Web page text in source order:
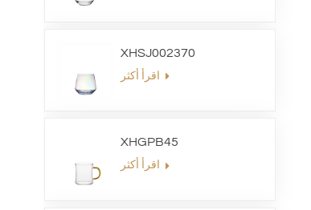
XHSJ002370
XHGPB45